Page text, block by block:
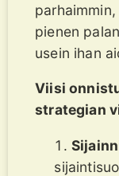
pienen
usein ihan
Viisi
strategian